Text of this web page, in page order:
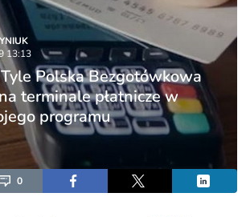
13:13
Polska Bezgotówkowa
terminale płatnicze w
programu
0